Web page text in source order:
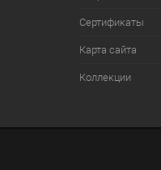
Сертификаты
Карта сайта
Коллекции